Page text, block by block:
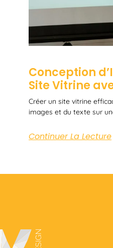
Conception
Site Vitrine
Créer un site vitrine
images et du texte sur
Continuer La Lecture